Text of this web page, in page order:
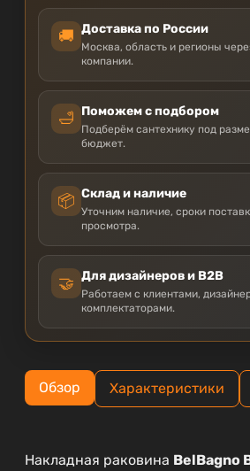
🚚 Доставка по России
Москва, область и регионы
компании.
🛁 Поможем с подбором
Подберём сантехнику под
бюджет.
📦 Склад и наличие
Уточним наличие, сроки
просмотра.
🤝 Для дизайнеров и B2B
Работаем с клиентами,
комплектаторами.
Обзор Характеристики
Накладная раковина BelBagno